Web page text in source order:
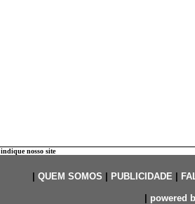
indique nosso site
QUEM SOMOS PUBLICIDADE|
powered